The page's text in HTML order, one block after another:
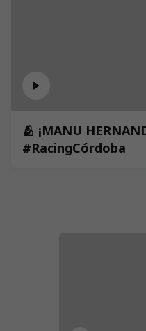
🫂 ¡MANU
#RacingCórdoba